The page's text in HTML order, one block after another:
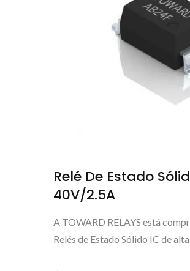
Relé De Estado
40V/2.5A
A TOWARD RELAYS está
Relés de Estado Sólido IC de